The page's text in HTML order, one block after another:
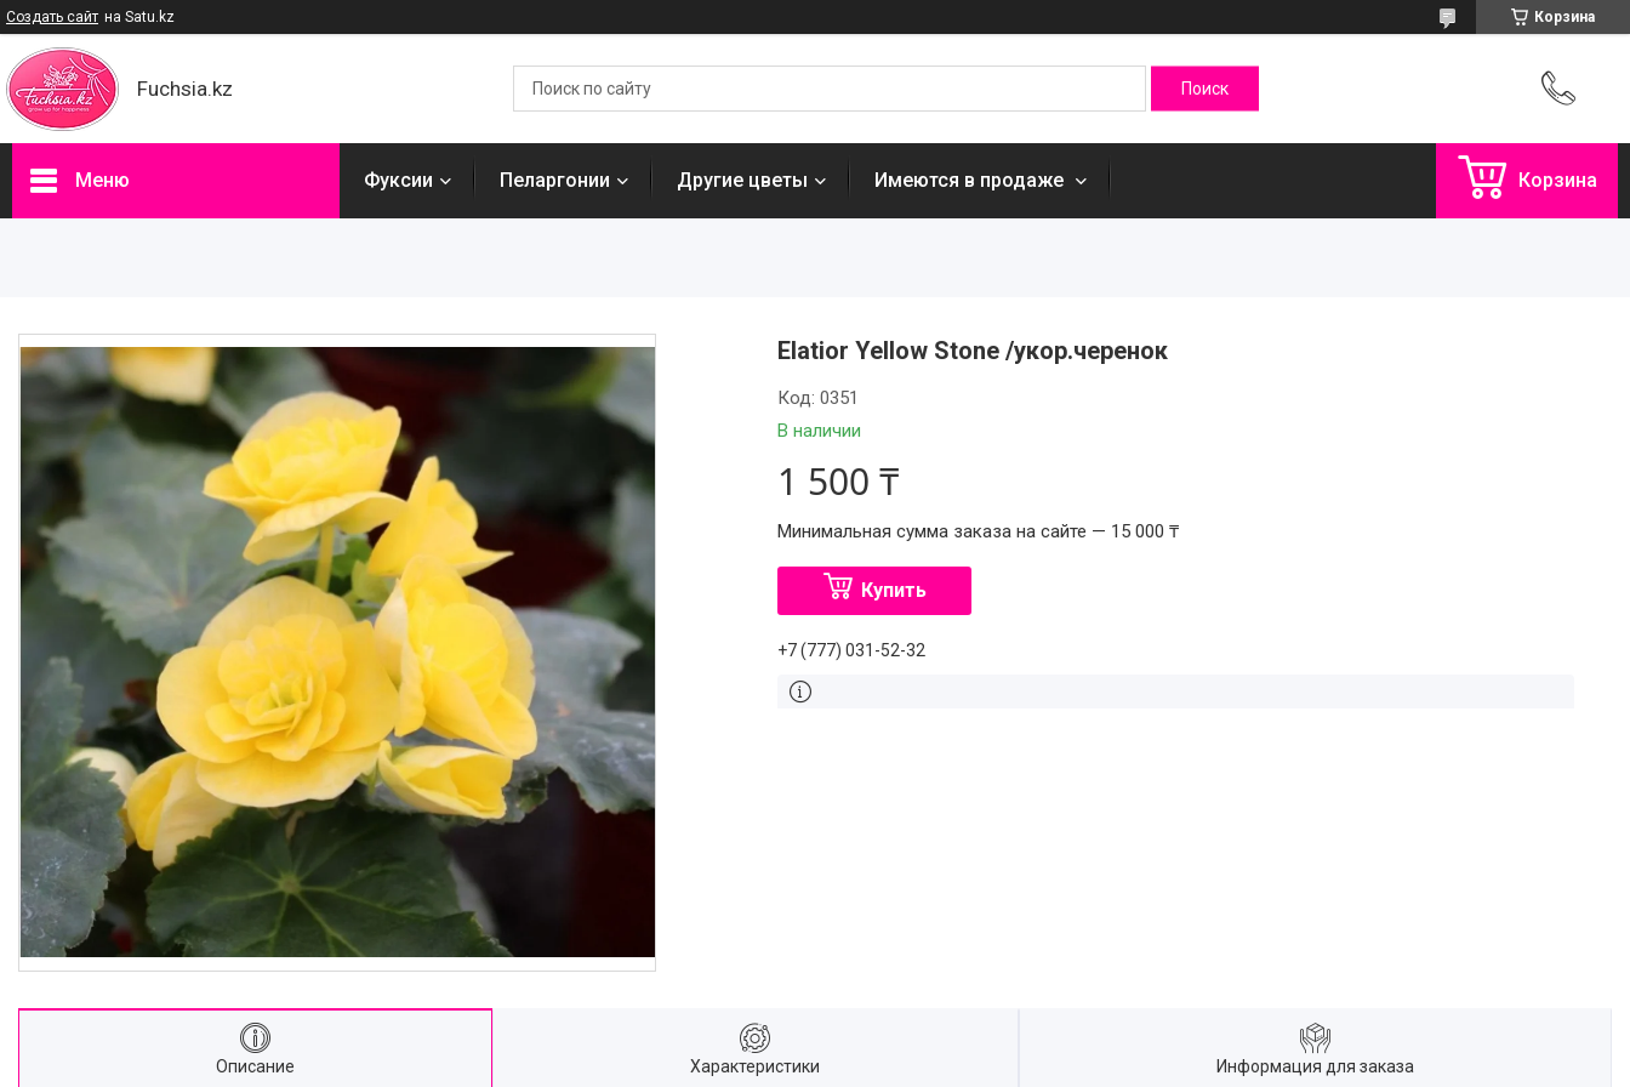
Создать сайт на Satu.kz Корзина
Fuchsia.kz
Меню Фуксии Пеларгонии Другие цветы Имеются в продаже Корзина
Elatior Yellow Stone /укор.черенок
В наличии
Код:0351
1 500 ₸
Минимальная сумма заказа на сайте — 15 000 ₸
Купить
+7 (777) 031-52-32
Описание Характеристики Информация для заказа